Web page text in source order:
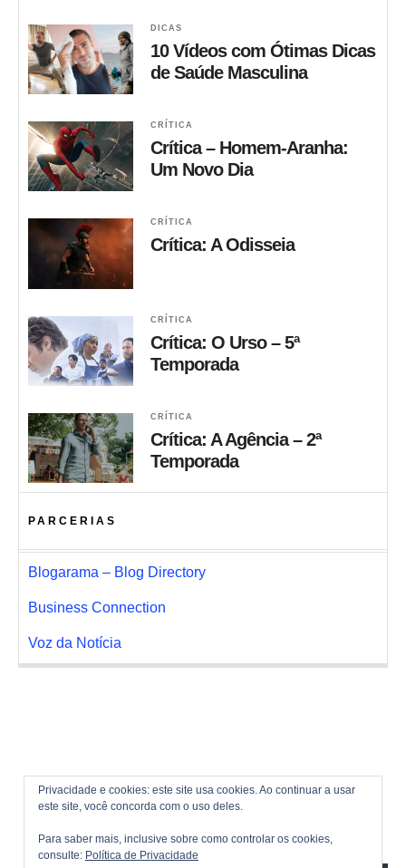
Privacidade e cookies: este site usa cookies. Ao continuar a usar
este site, você concorda com o uso deles.
Para saber mais, inclusive sobre como controlar os cookies,
consulte: Política de Privacidade
DICAS
10 Vídeos com Ótimas Dicas
de Saúde Masculina
CRÍTICA
Crítica – Homem-Aranha:
Um Novo Dia
CRÍTICA
Crítica: A Odisseia
CRÍTICA
Crítica: O Urso – 5ª
Temporada
CRÍTICA
Crítica: A Agência – 2ª
Temporada
PARCERIAS
Blogarama – Blog Directory
Business Connection
Voz da Notícia